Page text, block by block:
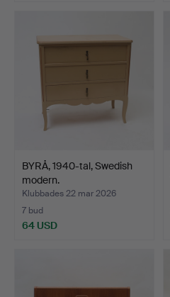
BYRÅ, 1940-tal, Swedish
modern.
Klubbades 22 mar 2026
7 bud
64 USD